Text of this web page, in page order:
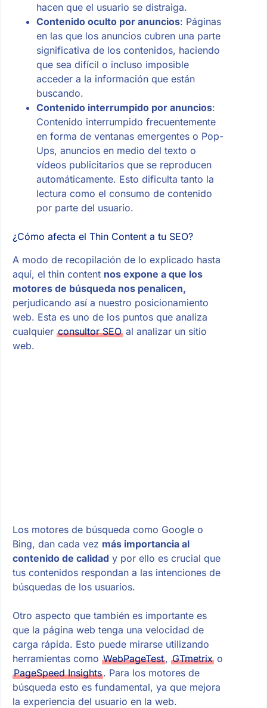
hacen que el usuario se distraiga.
Contenido oculto por anuncios: Páginas
en las que los anuncios cubren una parte
significativa de los contenidos, haciendo
que sea difícil o incluso imposible
acceder a la información que están
buscando.
Contenido interrumpido por anuncios:
Contenido interrumpido frecuentemente
en forma de ventanas emergentes o Pop-
Ups, anuncios en medio del texto o
vídeos publicitarios que se reproducen
automáticamente. Esto dificulta tanto la
lectura como el consumo de contenido
por parte del usuario.
¿Cómo afecta el Thin Content a tu SEO?
A modo de recopilación de lo explicado hasta
aquí, el thin content nos expone a que los
motores de búsqueda nos penalicen,
perjudicando así a nuestro posicionamiento
web. Esta es uno de los puntos que analiza
cualquier consultor SEOal analizar un sitio
web.
Los motores de búsqueda como Google o
Bing, dan cada vez más importancia al
contenido de calidad y por ello es crucial que
tus contenidos respondan a las intenciones de
búsquedas de los usuarios.
Otro aspecto que también es importante es
que la página web tenga una velocidad de
carga rápida. Esto puede mirarse utilizando
herramientas como WebPageTest, GTmetrixo
PageSpeed Insights. Para los motores de
búsqueda esto es fundamental, ya que mejora
la experiencia del usuario en la web.